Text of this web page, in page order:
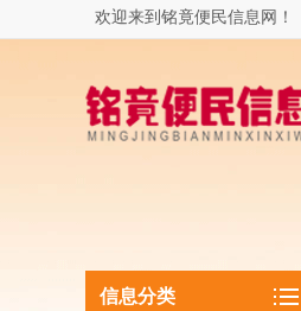
欢迎来到铭竟便民信息网！
信息分类